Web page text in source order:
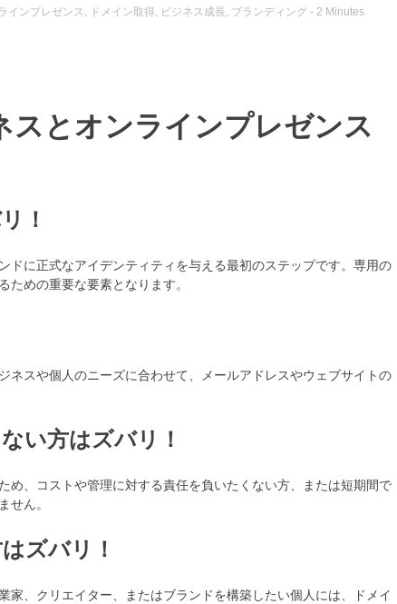
インプレゼンス , ドメイン取得, ビジネス成長, ブランディング - 2 Minutes
スとオンラインプレゼンス
！
ドに正式なアイデンティティを与える最初のステップです。専用の
ための重要な要素となります。
スや個人のニーズに合わせて、メールアドレスやウェブサイトの
い方はズバリ！
め、コストや管理に対する責任を負いたくない方、または短期間で
せん。
ズバリ！
、クリエイター、またはブランドを構築したい個人には、ドメイ